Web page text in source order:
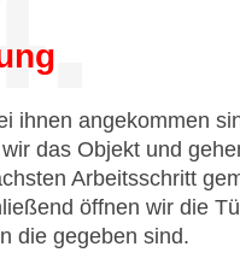
ihnen angekommen
das Objekt und
Arbeitsschritt
öffnen wir die
die gegeben sind.